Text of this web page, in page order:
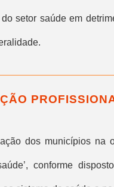
setor saúde em
dos municípios na
’, conforme